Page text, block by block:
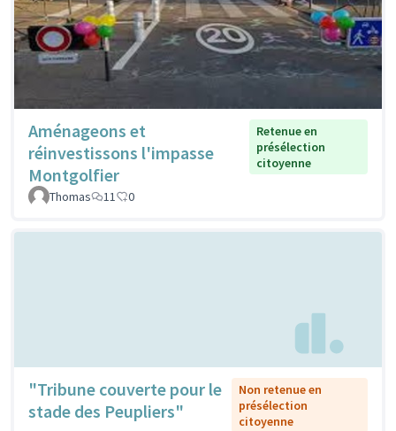
Aménageons et
réinvestissons l'impasse
Montgolfier
Retenue en
présélection
citoyenne
Thomas 11 0
"Tribune couverte pour le
stade des Peupliers"
Non retenue en
présélection
citoyenne